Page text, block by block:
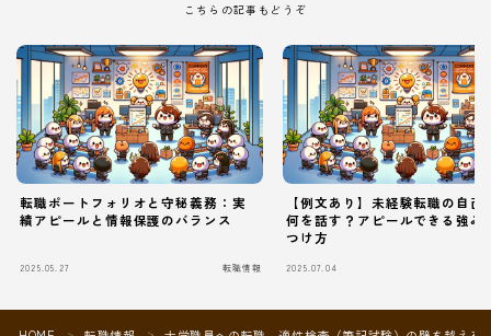
Follow Me
こちらの記事もどうぞ
転職ポートフォリオと守秘義務：実
績アピールと情報保護のバランス
2025.05.27 転職情報
【例文あり】未経験転職の自己
何を話す？アピールできる強み
つけ方
2025.07.04